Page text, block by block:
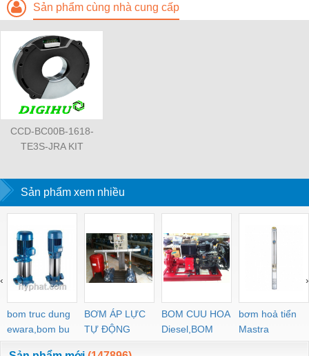
Sản phẩm cùng nhà cung cấp
CCD-BC00B-1618-
TE3S-JRA KIT
Sản phẩm xem nhiều
bom truc dung
ewara,bom bu
ewara
BƠM ÁP LỰC
TỰ ĐỘNG
BOM CUU HOA
Diesel,BOM
CHUA CHAY
bơm hoả tiển
Mastra
‹ ›